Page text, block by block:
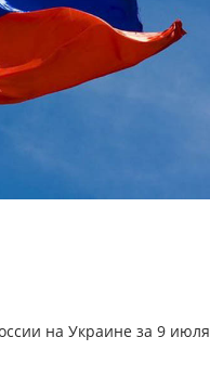
на Украине за 9 июля